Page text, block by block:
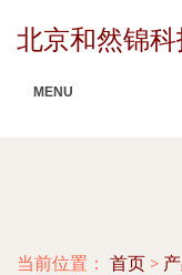
北京和然锦科
MENU
当前位置： 首页 >